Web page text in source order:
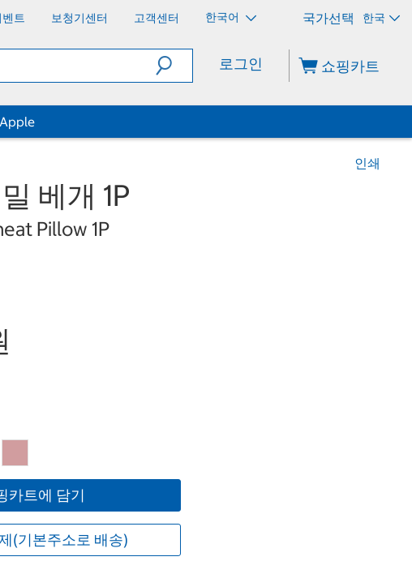
트 보청기센터 고객센터 한국어 한국
로그인 쇼핑카트
Apple
인쇄
베개 1P
Pillow 1P
카트에 담기
(기본주소로 배송)